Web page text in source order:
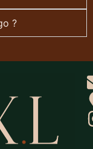
?